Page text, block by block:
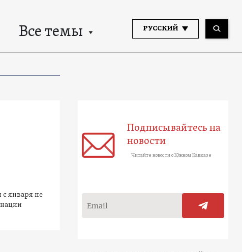
Все темы РУССКИЙ
января не
Подписывайтесь на
новости
Читайте новости о Южном Кавказе